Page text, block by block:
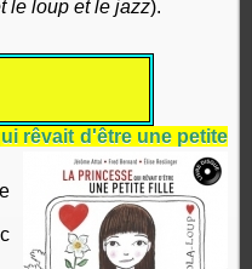
le loup et le jazz).
rêvait d'être une petite